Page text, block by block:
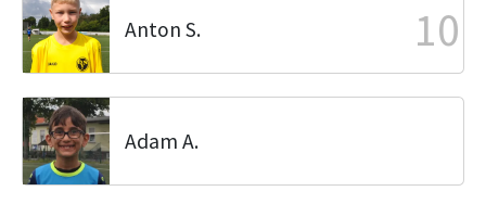
Anton S. 10
Adam A.